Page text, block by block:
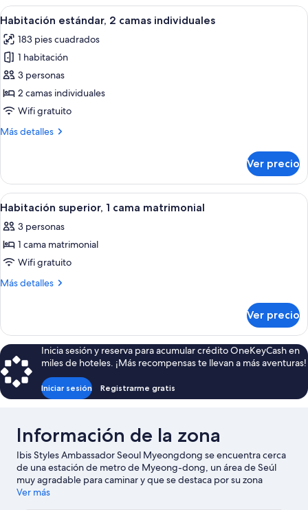
cama
Abrir
todas
las
fotos
de
Habitación
estándar,
camas
Habitación de hotel con dos camas,
7
Habitación estándar, 2 camas individuales
183 pies cuadrados
1 habitación
3 personas
2 camas individuales
Wifi gratuito
Más detalles
Más
estándar,
camas
Ver precio
Abrir
todas
las
fotos
de
Habitación
cama
matrimonial
Habitación superior, 1 cama
5
Habitación superior, 1 cama matrimonial
3 personas
1 cama matrimonial
Wifi gratuito
Más detalles
Más
superior,
cama
matrimonial
Ver precio
Inicia sesión y reserva para acumular crédito OneKeyCash en
miles de hoteles. ¡Más recompensas te llevan a más aventuras!
Iniciar sesión Registrarme gratis
Información de la zona
Ibis Styles Ambassador Seoul Myeongdong se encuentra cerca
de una estación de metro de Myeong-dong, un área de Seúl
muy agradable para caminar y que se destaca por su zona
comercial. Aldea tradicional de Bukchon Hanok y
Ver más